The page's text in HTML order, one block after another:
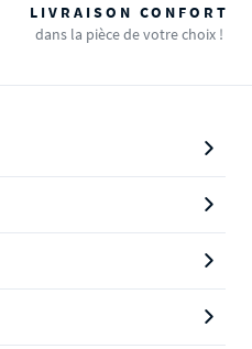
LIVRAISON CONFORT
dans la pièce de votre choix !